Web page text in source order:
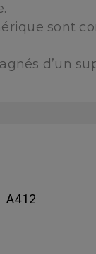
sont
d’un
A412